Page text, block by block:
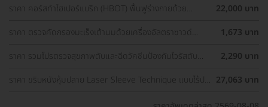
ราคา คอร์สทำไฮเปอร์แบริก (HBOT) ฟื้นฟูร่างกายด้วย
22,000 บาท
ราคา ตรวจคัดกรองมะเร็งเต้านมด้วยเครื่องอัลตราซาวด์
1,673 บาท
ราคา รวมโปรตรวจสุขภาพตับและฉีดวัคซีนป้องกันไวรัสตับ
2,290 บาท
ราคา ขริบหนังหุ้มปลาย Laser Sleeve Technique แบบไร้ปม 27,063 บาท